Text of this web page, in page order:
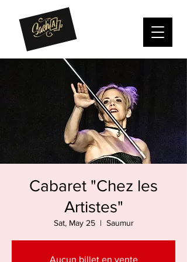
Cabaret "Chez les
Artistes"
Sat, May 25
  |
Saumur
Aucun billet en vente